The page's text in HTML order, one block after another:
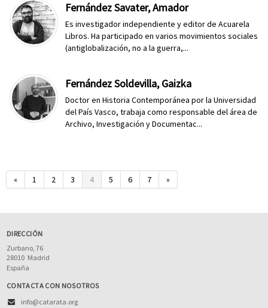
Fernández Savater, Amador
Es investigador independiente y editor de Acuarela
Libros. Ha participado en varios movimientos sociales
(antiglobalización, no a la guerra,...
Fernández Soldevilla, Gaizka
Doctor en Historia Contemporánea por la Universidad
del País Vasco, trabaja como responsable del área de
Archivo, Investigación y Documentac...
« 1 2 3 4 5 6 7 »
DIRECCIÓN
Zurbano, 76
28010 Madrid
España
CONTACTA CON NOSOTROS
info@catarata.org